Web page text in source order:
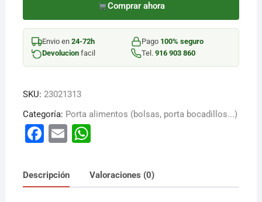
33L
VERDE
MENTA
cantidad
Comprar ahora
Envio en 24-72h Pago 100% seguro
Devolucionfacil Tel. 916 903 860
SKU: 23021313
Categoría: Porta alimentos (bolsas, porta bocadillos...)
F
c
e
E
ai
l
W
at
s
Descripción Valoraciones (0)